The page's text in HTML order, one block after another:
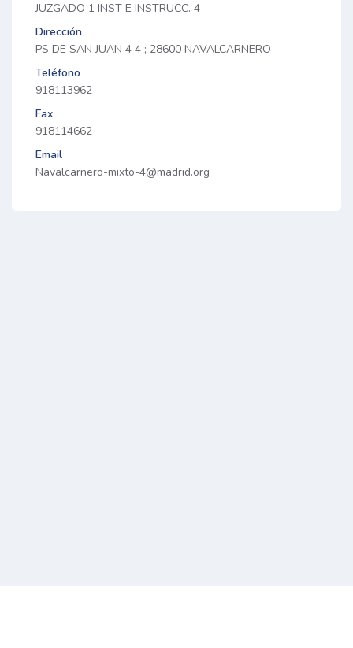
JUZGADO 1 INST E INSTRUCC. 4
Dirección
PS DE SAN JUAN 4 4 ; 28600 NAVALCARNERO
Teléfono
918113962
Fax
918114662
Email
Navalcarnero-mixto-4@madrid.org